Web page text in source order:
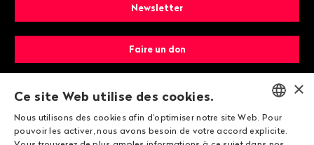
Newsletter
Faire un don
Devenir membre
ENGLISH
×
Ce site Web utilise des cookies.
Nous utilisons des cookies afin d'optimiser notre site Web. Pour
pouvoir les activer, nous avons besoin de votre accord explicite.